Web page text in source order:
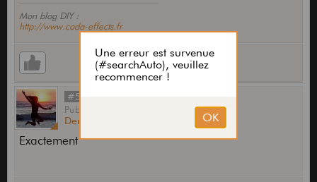
Mon blog DIY :
http://www.coda-effects.fr
#50
Publié
Denis13
Exactement